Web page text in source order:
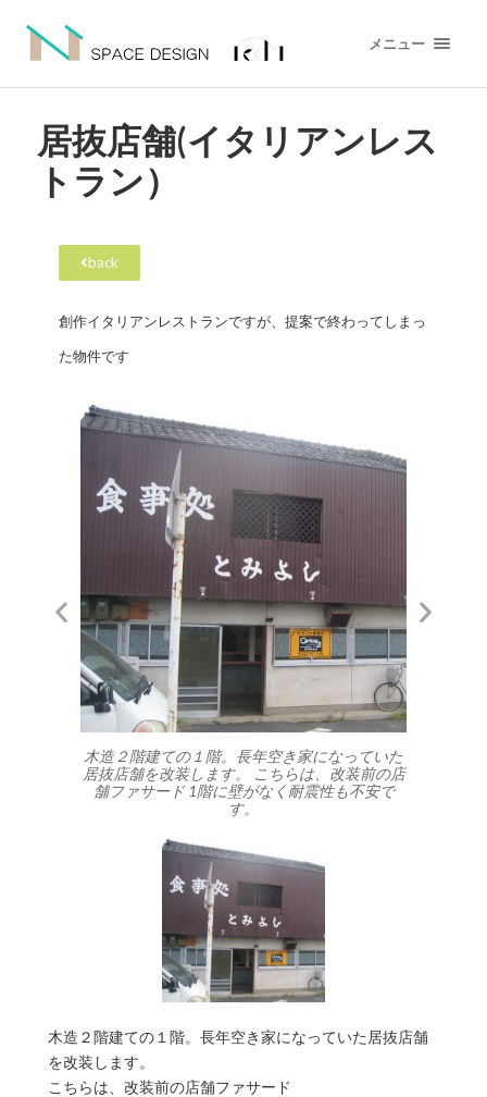
メニュー
居抜店舗(イタリアンレス
トラン）
back
創作イタリアンレストランですが、提案で終わってしまっ
た物件です
木造２階建ての１階。長年空き家になっていた
居抜店舗を改装します。 こちらは、改装前の店
舗ファサード 1階に壁がなく耐震性も不安で
す。
木造２階建ての１階。長年空き家になっていた居抜店舗
を改装します。
こちらは、改装前の店舗ファサード